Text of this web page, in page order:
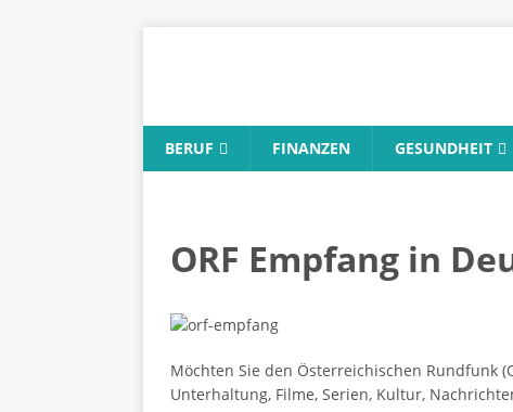
BERUF FINANZEN GESUNDHEIT
ORF Empfang in
Möchten Sie den Österreichischen Rundfunk
Unterhaltung, Filme, Serien, Kultur,